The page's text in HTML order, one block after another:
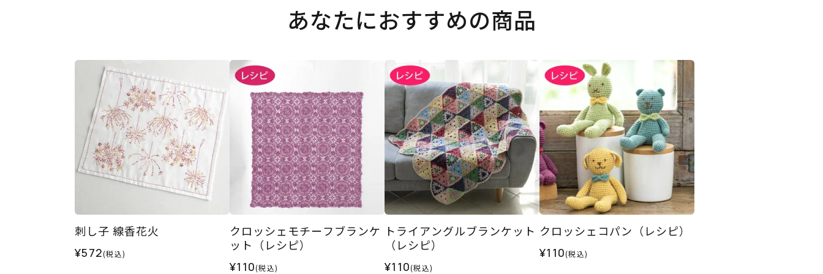
あなたにおすすめの商品
刺し子 線香花火
¥572(税込)
クロッシェモチーフブランケ
ット（レシピ）
¥110(税込)
トライアングルブランケット
（レシピ）
¥110(税込)
クロッシェコパン（レシピ）
¥110(税込)